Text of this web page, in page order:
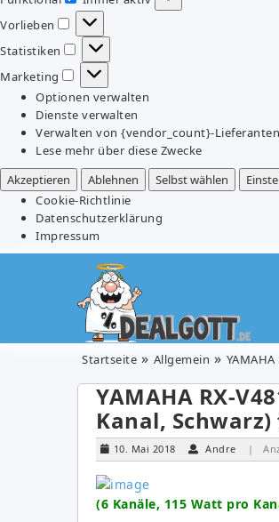
Funktional
Vorlieben
Vorlieben
Statistiken
Statistiken
Marketing
Marketing
Optionen verwalten
Dienste verwalten
Verwalten von {vendor_count}-Lieferanten
Lese mehr über diese Zwecke
Akzeptieren
Ablehnen Selbst wählen
Cookie-Richtlinie
Datenschutzerklärung
Impressum
Startseite Allgemein
YAMAHA RX-
Kanal,
10. Mai 2018 Andre |
(6 Kanäle, 115 Watt pro